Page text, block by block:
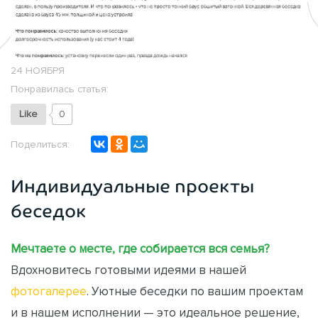
24 НОЯБРЯ
Понравилась статья:
Like 0
Поделиться:
Индивидуальные проекты
беседок
Мечтаете о месте, где собирается вся семья?
Вдохновитесь готовыми идеями в нашей
фотогалерее. Уютные беседки по вашим проектам
и в нашем исполнении — это идеальное решение,